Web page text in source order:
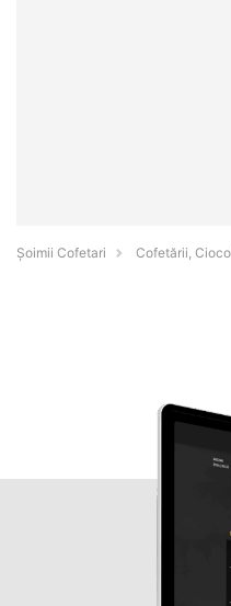
Șoimii Cofetari Cofetării,